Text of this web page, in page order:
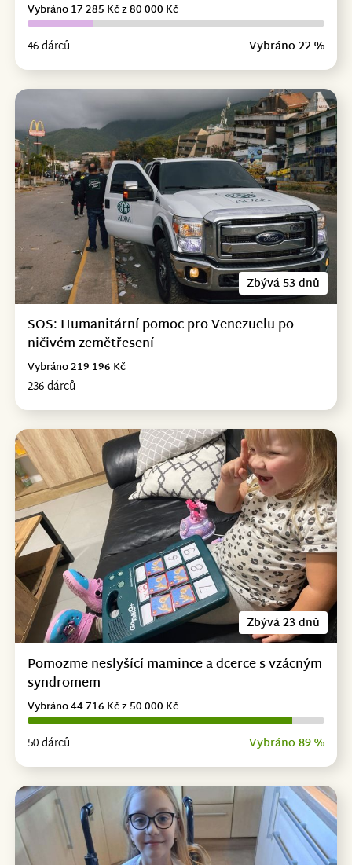
46 dárců Vybráno 22 %
Vybráno 17 285 Kč z 80 000 Kč
Zbývá 53 dnů
SOS: Humanitární pomoc pro Venezuelu po
ničivém zemětřesení
236 dárců
Vybráno 219 196 Kč
Zbývá 23 dnů
Pomozme neslyšící mamince a dcerce s vzácným
syndromem
50 dárců Vybráno 89 %
Vybráno 44 716 Kč z 50 000 Kč